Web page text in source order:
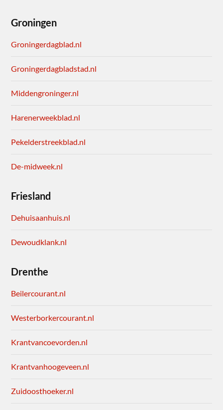
Groningen
Groningerdagblad.nl
Groningerdagbladstad.nl
Middengroninger.nl
Harenerweekblad.nl
Pekelderstreekblad.nl
De-midweek.nl
Friesland
Dehuisaanhuis.nl
Dewoudklank.nl
Drenthe
Beilercourant.nl
Westerborkercourant.nl
Krantvancoevorden.nl
Krantvanhoogeveen.nl
Zuidoosthoeker.nl